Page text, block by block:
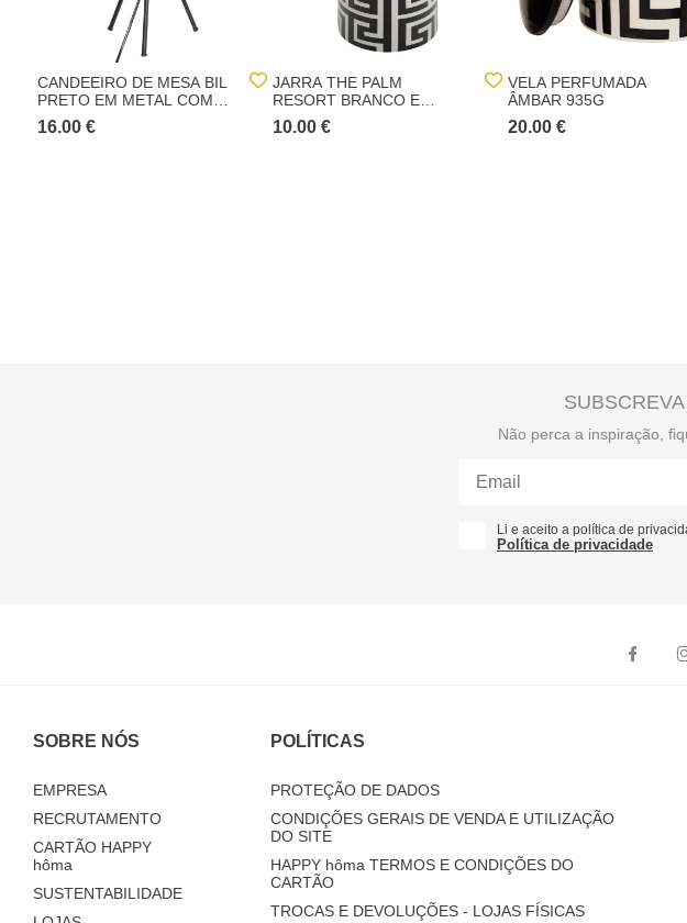
CANDEEIRO DE MESA BIL
PRETO EM METAL COM
TRIPÉ 45CM
16.00 €
JARRA THE PALM
RESORT BRANCO E
PRETO 26CM
10.00 €
VELA PERFUMADA
ÂMBAR 935G
20.00 €
Não perca a inspiração,
Li e aceito a política de
Política de privacidade
SOBRE NÓS
EMPRESA
RECRUTAMENTO
CARTÃO HAPPY
hôma
SUSTENTABILIDADE
POLÍTICAS
PROTEÇÃO DE DADOS
CONDIÇÕES GERAIS DE VENDA E UTILIZAÇÃO
DO SITE
HAPPY hôma TERMOS E CONDIÇÕES DO
CARTÃO
TROCAS E DEVOLUÇÕES - LOJAS FÍSICAS